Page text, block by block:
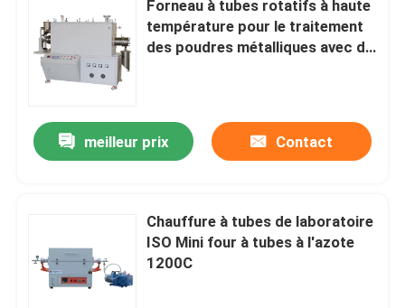
Accessoires de four
Forneau à tubes rotatifs à haute
température pour le traitement
des poudres métalliques avec du
meilleur prix Contact
Chauffure à tubes de laboratoire
ISO Mini four à tubes à l'azote
1200C